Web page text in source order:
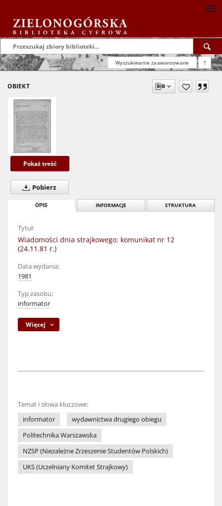
Wyszukiwanie zaawansowane ?
OBIEKT
Pokaż treść
Pobierz
OPIS INFORMACJE STRUKTURA
Tytuł:
Wiadomości dnia strajkowego: komunikat nr 12
(24.11.81 r.)
Data wydania:
1981
Typ zasobu:
informator
Więcej
Temat i słowa kluczowe:
informator
wydawnictwa drugiego obiegu
Politechnika Warszawska
NZSP (Niezależne Zrzeszenie Studentów Polskich)
UKS (Uczelniany Komitet Strajkowy)